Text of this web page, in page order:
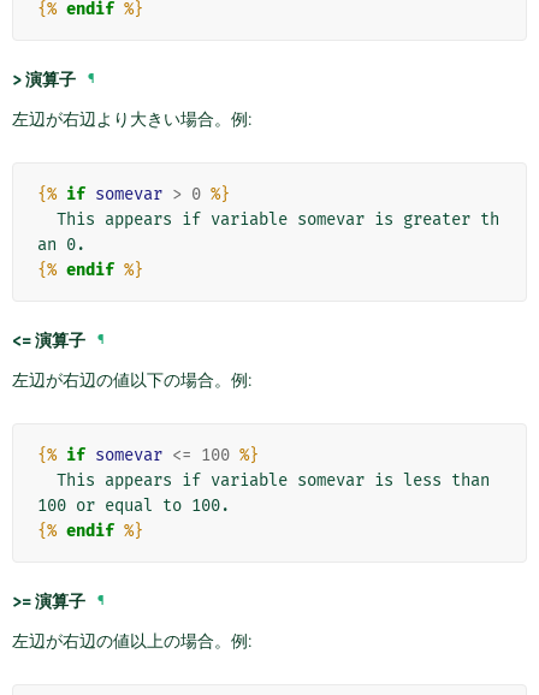
{% endif %}
>演算子 ¶
左辺が右辺より大きい場合。例:
{% if somevar > 0 %}
{% endif %}
<=演算子 ¶
左辺が右辺の値以下の場合。例:
{% if somevar <= 100 %}
{% endif %}
>=演算子 ¶
左辺が右辺の値以上の場合。例: